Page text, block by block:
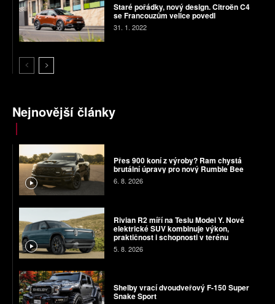
Staré pořádky, nový design. Citroën C4
se Francouzům velice povedl
31. 1. 2022
Nejnovější články
Přes 900 koní z výroby? Ram chystá
brutální úpravy pro nový Rumble Bee
6. 8. 2026
Rivian R2 míří na Teslu Model Y. Nové
elektrické SUV kombinuje výkon,
praktičnost i schopnosti v terénu
5. 8. 2026
Shelby vrací dvoudveřový F-150 Super
Snake Sport